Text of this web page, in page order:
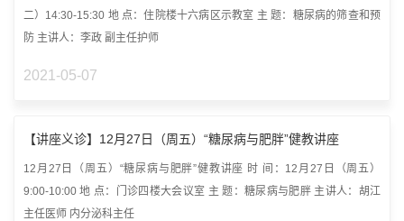
二）14:30-15:30 地 点：住院楼十六病区示教室 主 题：糖尿病的筛查和预
防 主讲人：李政 副主任护师
2021-05-07
【讲座义诊】12月27日（周五）“糖尿病与肥胖”健教讲座
12月27日（周五）“糖尿病与肥胖”健教讲座 时 间：12月27日（周五）
9:00-10:00 地 点：门诊四楼大会议室 主 题：糖尿病与肥胖 主讲人：胡江
主任医师 内分泌科主任